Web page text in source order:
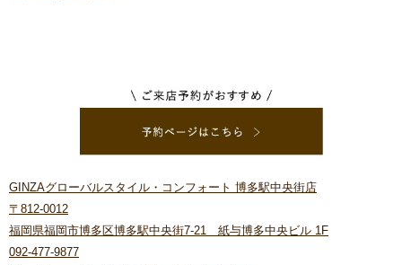
GINZAグローバルスタイル・コンフォート 博多駅中央街店
〒812-0012
福岡県福岡市博多区博多駅中央街7-21 紙与博多中央ビル 1F
092-477-9877